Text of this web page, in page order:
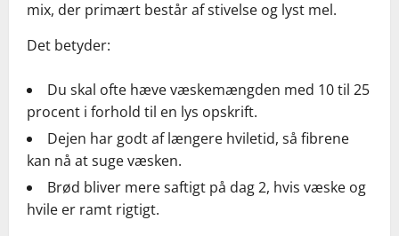
mix, der primært består af stivelse og lyst mel.
Det betyder:
Du skal ofte hæve væskemængden med 10 til 25
procent i forhold til en lys opskrift.
Dejen har godt af længere hviletid, så fibrene
kan nå at suge væsken.
Brød bliver mere saftigt på dag 2, hvis væske og
hvile er ramt rigtigt.